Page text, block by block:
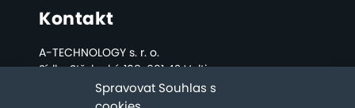
Spravovat Souhlas s
Kontakt
A-TECHNOLOGY s. r. o.
Sídlo: Střelecká 108, 691 42 Valtice
Kancelář a sklad: Bratislavská 2808, Břeclav